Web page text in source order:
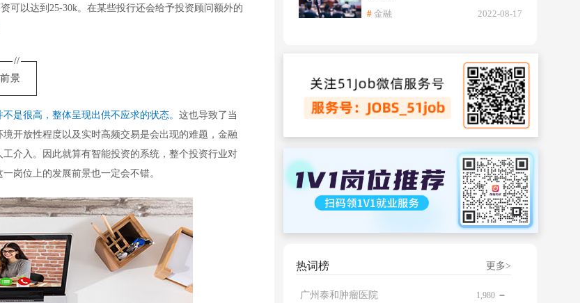
可以达到25-30k。在某些投行还会给予投资顾问额外的
//
景
是很高，整体呈现出供不应求的状态。 这也导致了当
开放性程度以及实时高频交易是会出现的难题，金融
介入。因此就算有智能投资的系统，整个投资行业对
岗位上的发展前景也一定会不错。
# 金融 2022-08-17
热词榜 更多>
广州泰和肿瘤医院 1,980